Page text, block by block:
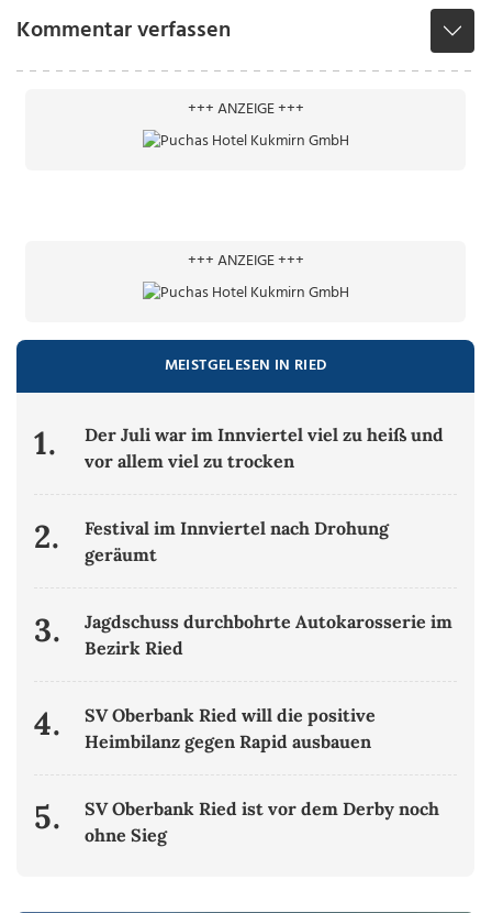
Kommentar verfassen
+++ ANZEIGE +++
+++ ANZEIGE +++
MEISTGELESEN IN RIED
1.
Der Juli war im Innviertel viel zu heiß und
vor allem viel zu trocken
2.
Festival im Innviertel nach Drohung
geräumt
3.
Jagdschuss durchbohrte Autokarosserie im
Bezirk Ried
4.
SV Oberbank Ried will die positive
Heimbilanz gegen Rapid ausbauen
5.
SV Oberbank Ried ist vor dem Derby noch
ohne Sieg